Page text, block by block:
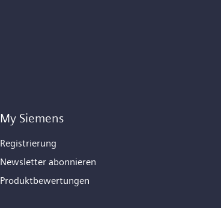
My Siemens
Registrierung
Newsletter abonnieren
Produktbewertungen